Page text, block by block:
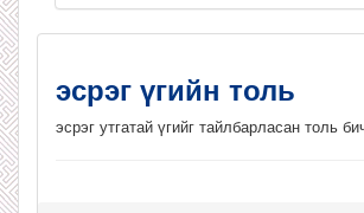
эсрэг үгийн толь
эсрэг утгатай үгийг тайлбарласан толь